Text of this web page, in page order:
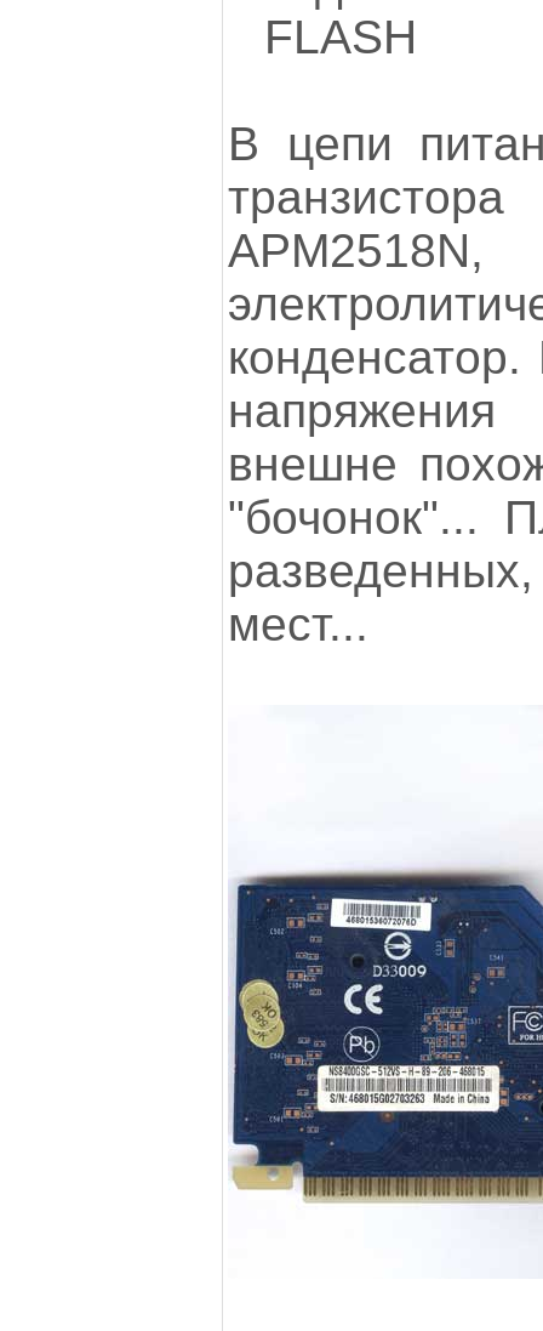
FLASH
В цепи
внешне
"бочонок"...
мест...